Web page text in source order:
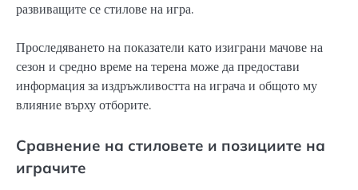
развиващите се стилове на игра.
Проследяването на показатели като изиграни мачове на
сезон и средно време на терена може да предостави
информация за издръжливостта на играча и общото му
влияние върху отборите.
Сравнение на стиловете и позициите на
играчите